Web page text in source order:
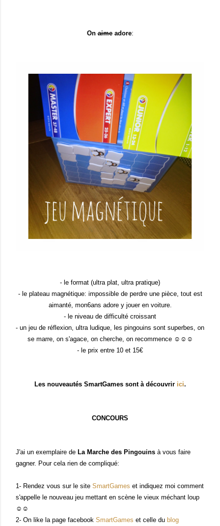
Onaimeadore:
- le format (ultra plat, ultra pratique)
- le plateau magnétique: impossible de perdre une pièce, tout est
aimanté, mon6ans adore y jouer en voiture.
- le niveau de difficulté croissant
- un jeu de réflexion, ultra ludique, les pingouins sont superbes, on
se marre, on s'agace, on cherche, on recommence ☺☺☺
- le prix entre 10 et 15€
Les nouveautés SmartGames sont à découvrir ici.
CONCOURS
J'ai un exemplaire de La Marche des Pingouins à vous faire
gagner. Pour cela rien de compliqué:
1- Rendez vous sur le site SmartGames et indiquez moi comment
s'appelle le nouveau jeu mettant en scène le vieux méchant loup
☺☺
2- On like la page facebook SmartGames et celle du blog